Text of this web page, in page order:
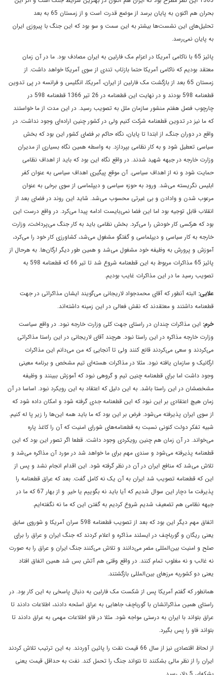
بحران هم اکنون به پایان برسد از موضع قدرت است و از زمستان 65 به بعد
تحلیل‌های این نشست‌ها بیشتر به این سمت و سو بود که این جنگ با پیروزی ایران
به پایان نمی‌رسد.
پائیز 65 با ناکامی‌ آمریکا در اعزام مک فارلین به ایران مصادف بود. ما در آن زمان
معتقد بودیم که ناکامی ‌آمریکا حتما بازتاب تندی از سوی آمریکا خواهد داشت. از
زمستان 65 بعد از بازگشت مک فارلین از ایران، آمریکا، انگلیس و فرانسه در پی تدوین
قطعنامه 598 بودند و در نهایت این قطعنامه در 26 تیر 1366 قطعنامه 598 در
چارچوب فصل هفتم منشور سازمان ملل به تصویب رسید. در این مدت از ما خواستند
که ما نیز در تدوین قطعنامه شرکت کنیم ولی در کشور چنین اراده‌ای وجود نداشت. در
واقع در دوران جنگ، از ابتدا تا پایان، نگاه حاکم بر فضای کشور این بود که بخش
سیاسی تعطیل شود و به کار نظامی ‌بپردازد. به واسطه همین نگاه بسیاری از مدیران
وزارت خارجه در جبهه شهید شدند. در واقع نگاه این بود که باید از اهداف نظامی‌
حمایت شود و نه از اهداف سیاسی. آن موقع پيگيرى اهداف سیاسی به عنوان کفر
ابلیس نگریسته می‌شد. ورود به حوزه سیاسی و دیپلماسی از سوی برخی به عنوان
مرعوب شدن و وادادن و بی غیرتی محسوب می‌شد. شاید این روند در فضای بعد از
انقلاب قابل توجیه بود اما این فضا نمی‌بایست ادامه پیدا می‌کرد. در واقع درست این
بود که هرکسی کار خودش را می‌کرد. بخش نظامی ‌باید به کار جنگ می‌پرداخت، وزارت
خارجه به کار سیاسی و دیپلماسی و گفتگو مشغول می‌شد، کشاورزی کار خود را می‌کرد،
آموزش و پرورش به وظیفه خود مشغول می‌شد و همین طور دیگر ارگان‌ها. به هرحال از
پائیز 65 مذاکرات مربوط به اين قطعنامه شروع شد تا تیر 66 که قطعنامه 598 به
تصویب رسید ما در اين مذاکرات غايب بوديم.
علایی: البته آنطور که آقای محمدجواد لاریجانی می‌گویند ایشان مذاکراتی در جهت
قطعنامه داشتند و معتقدند که نقش فعالی در این زمینه داشته‌اند.
خرم: این مذاکرات چندان در راستای جهت کلی وزارت خارجه نبود. در واقع سیاست
وزارت خارجه مذاکره در این راستا نبود. هرچند آقای لاریجانی در این راستا مذاکراتی
می‌کردند و سعی می‌کردند قانع کنند ولی تا آنجایی که من می‌دانم این مذاکرات
ارگانیک و سازمان یافته نبود. مثلا در مذاکرات هسته‌ای تیم مشخص و برنامه معينى
وجود داشت اما برای قطعنامه چنین تیم و گروهی نبود که آموزش ببینند و وظیفه
مشخصشان در این راستا باشد. به این دلیل که اعتقاد به این رویکرد نبود. اساسا در آن
زمان هیچ اعتقادی بر این نبود که این قطعنامه جدی گرفته شود و امکان داده شود که
از سوی ایران پذیرفته می‌شود. فرض بر این بود که ما باید همه این‌ها را زیر پا له کنیم.
شبیه تفکر دولت کنونی نسبت به قطعنامه‌های شورای امنیت که آن را کاغذ پاره
می‌خواند. در آن زمان هم چنین رویکردی وجود داشت. قطعا اگر تصور این بود که این
قطعنامه پذیرفته می‌شود و سندی مهم برای ما خواهد شد در مورد آن مذاکره می‌شد و
تلاش می‌شد که منافع ایران در آن در نظر گرفته شود. این اقدام انجام نشد و پس از
این که قطعنامه تصویب شد ایران به آن یک نه کامل گفت. بعد که عراق قطعنامه را
پذیرفت ما دچار این سوال شدیم که آیا باید نه بگوییم یا خیر. و از بهار 67 که ما در
جبهه نظامی ‌هم تضعیف شدیم شروع کردیم به گفتن این که ما نه نگفته‌ایم.
اتفاق مهم دیگر این بود که بعد از تصویب قطعنامه 598 سران آمریکا و شوروی سابق
یعنی ریگان و گورباچف در ایسلند مذاکره و اعلام کردند که جنگ ایران و عراق را برای
صلح و امنیت بین‌المللی مضر می‌دانند و تلاش می‌کنند جنگ ایران و عراق را به صورت
نه غالب و نه مغلوب تمام کنند. در واقع وقتی هم آتش بس شد همین اتفاق افتاد
یعنی دو کشوربه مرزهای بین‌المللی بازگشتند.
همانطور که گفتم آمریکا پس از شکست مک فارلین به دنبال پاسخی به این کار بود. در
راستای همین مذاکراتشان با گورباچف جاهایی به عراق اسلحه دادند، اطلاعات دادند تا
عراق بتواند با ایران به درستی مواجه شود. مثلا در فاو اطلاعات مهمی ‌به عراق دادند تا
بتواند فاو را پس بگیرد.
از لحاظ اقتصادی نیز از سال 66 قیمت نقت را پائین آوردند. به این ترتیب تلاش کردند
ایران را از نظر مالی بشکنند تا نتواند جنگ را تحمل کند. نفت به حداقل قیمت یعنی